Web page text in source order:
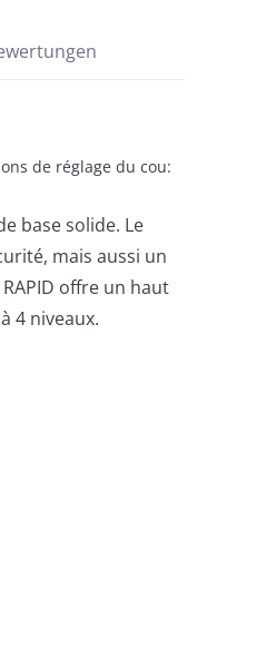
de réglage du cou:
base solide. Le
mais aussi un
RAPID offre un haut
4 niveaux.